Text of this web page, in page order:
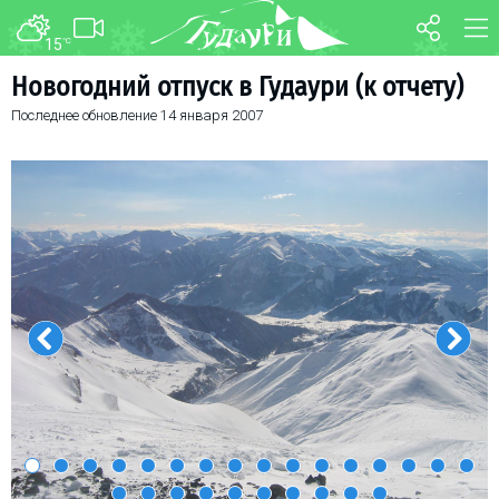
15°C
Новогодний отпуск в Гудаури (к отчету)
Последнее обновление 14 января 2007
ФОРУМ КАРТА
ТРАНСФЕР
О курорте
Схема трасс
Ски-пасс
Инструкторы
Прокат
Ски-сервис
Дети в Гудаури
Развлечения
Календарь событий
Телеграм-канал
Гудаури
INFO